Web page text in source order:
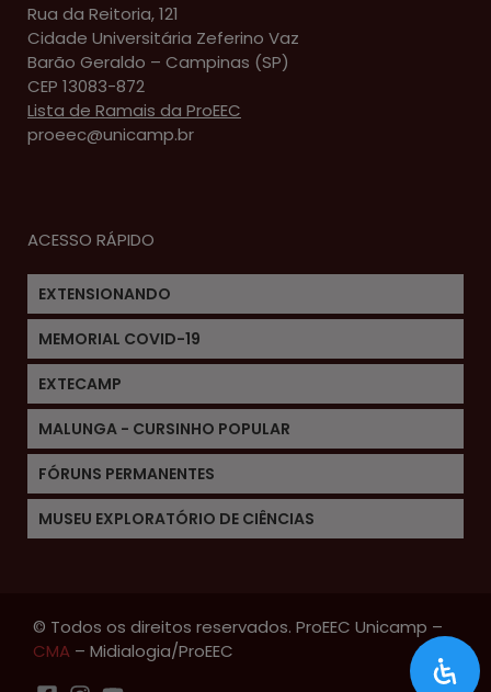
Rua da Reitoria, 121
Cidade Universitária Zeferino Vaz
Barão Geraldo – Campinas (SP)
CEP 13083-872
Lista de Ramais da ProEEC
proeec@unicamp.br
ACESSO RÁPIDO
EXTENSIONANDO
MEMORIAL COVID-19
EXTECAMP
MALUNGA - CURSINHO POPULAR
FÓRUNS PERMANENTES
MUSEU EXPLORATÓRIO DE CIÊNCIAS
© Todos os direitos reservados. ProEEC Unicamp –
CMA – Midialogia/ProEEC